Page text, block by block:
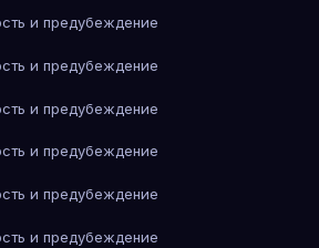
и предубеждение
и предубеждение
и предубеждение
и предубеждение
и предубеждение
и предубеждение